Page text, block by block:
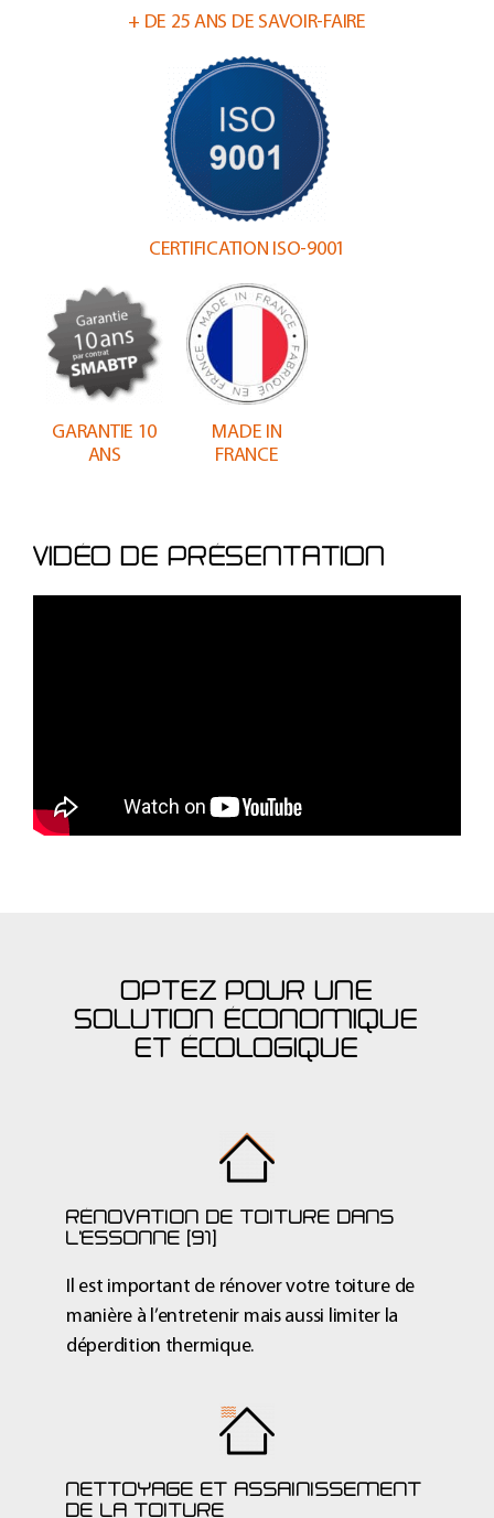
+ DE 25 ANS DE SAVOIR-FAIRE
CERTIFICATION ISO-9001
GARANTIE 10
ANS
MADE IN
FRANCE
VIDÉO DE PRÉSENTATION
OPTEZ POUR UNE
SOLUTION ÉCONOMIQUE
ET ÉCOLOGIQUE
RÉNOVATION DE TOITURE DANS
L'ESSONNE (91)
Il est important de rénover votre toiturede
manière à l’entretenir mais aussi limiter la
déperdition thermique.
NETTOYAGE ET ASSAINISSEMENT
DE LA TOITURE